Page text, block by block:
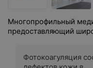
Многопрофильный
предоставляющий
Фотокоагуляция